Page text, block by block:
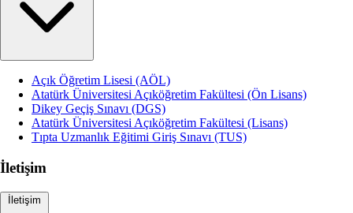
Açık Öğretim Lisesi (AÖL)
Atatürk Üniversitesi Açıköğretim Fakültesi (Ön Lisans)
Dikey Geçiş Sınavı (DGS)
Atatürk Üniversitesi Açıköğretim Fakültesi (Lisans)
Tıpta Uzmanlık Eğitimi Giriş Sınavı (TUS)
İletişim
İletişim